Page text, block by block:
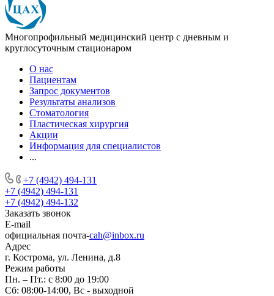
Многопрофильный медицинский центр с дневным и
круглосуточным стационаром
О нас
Пациентам
Запрос документов
Результаты анализов
Стоматология
Пластическая хирургия
Акции
Информация для специалистов
...
+7 (4942) 494-131
+7 (4942) 494-131
+7 (4942) 494-132
Заказать звонок
E-mail
официальная почта-cah@inbox.ru
Адрес
г. Кострома, ул. Ленина, д.8
Режим работы
Пн. – Пт.: с 8:00 до 19:00
Сб: 08:00-14:00, Вс - выходной